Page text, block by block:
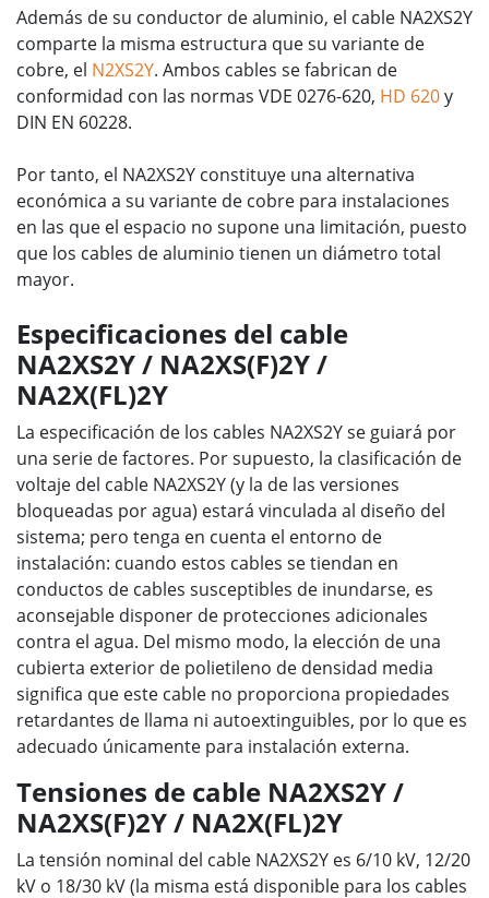
Además de su conductor de aluminio, el cable NA2XS2Y
comparte la misma estructura que su variante de
cobre, el N2XS2Y. Ambos cables se fabrican de
conformidad con las normas VDE 0276-620, HD 620y
DIN EN 60228.
Por tanto, el NA2XS2Y constituye una alternativa
económica a su variante de cobre para instalaciones
en las que el espacio no supone una limitación, puesto
que los cables de aluminio tienen un diámetro total
mayor.
Especificaciones del cable
NA2XS2Y / NA2XS(F)2Y /
NA2X(FL)2Y
La especificación de los cables NA2XS2Y se guiará por
una serie de factores. Por supuesto, la clasificación de
voltaje del cable NA2XS2Y (y la de las versiones
bloqueadas por agua) estará vinculada al diseño del
sistema; pero tenga en cuenta el entorno de
instalación: cuando estos cables se tiendan en
conductos de cables susceptibles de inundarse, es
aconsejable disponer de protecciones adicionales
contra el agua. Del mismo modo, la elección de una
cubierta exterior de polietileno de densidad media
significa que este cable no proporciona propiedades
retardantes de llama ni autoextinguibles, por lo que es
adecuado únicamente para instalación externa.
Tensiones de cable NA2XS2Y /
NA2XS(F)2Y / NA2X(FL)2Y
La tensión nominal del cable NA2XS2Y es 6/10 kV, 12/20
kV o 18/30 kV (la misma está disponible para los cables